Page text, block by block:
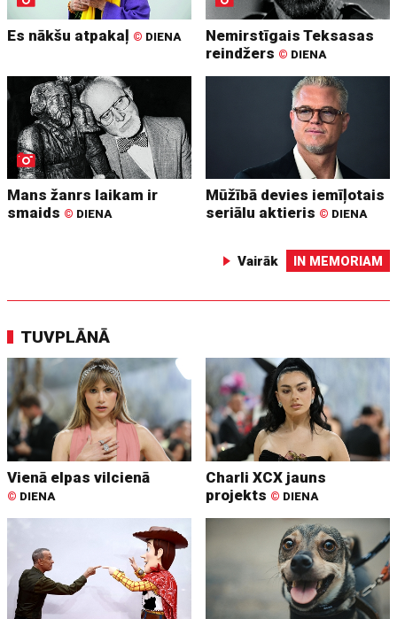
Es nākšu atpakaļ © DIENA
Nemirstīgais Teksasas
reindžers © DIENA
Mans žanrs laikam ir
smaids © DIENA
Mūžībā devies iemīļotais
seriālu aktieris © DIENA
Vairāk IN MEMORIAM
TUVPLĀNĀ
Vienā elpas vilcienā
© DIENA
Charli XCX jauns
projekts © DIENA